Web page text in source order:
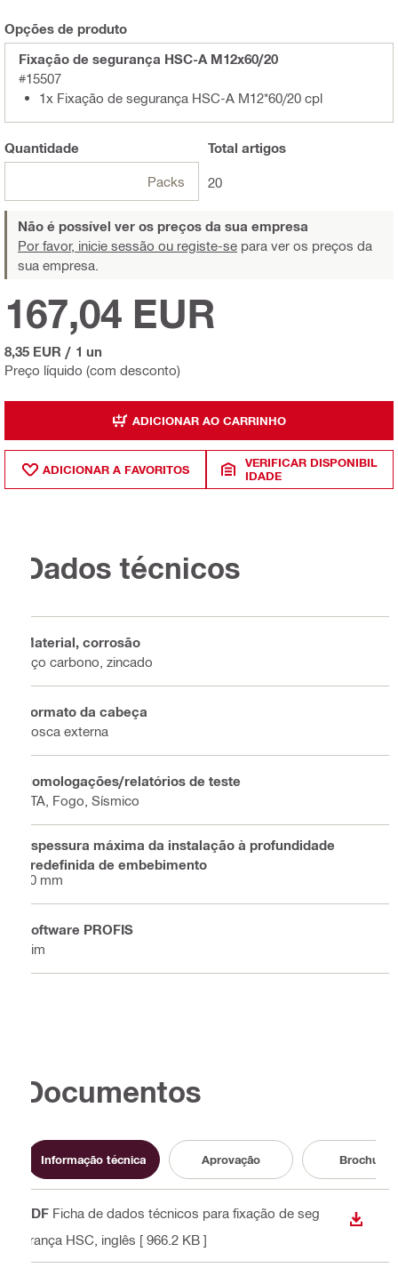
Opções de produto
Fixação de segurança HSC-A M12x60/20
#15507
1x Fixação de segurança HSC-A M12*60/20 cpl
Quantidade
Packs
Total artigos
20
Não é possível ver os preços da sua empresa
Por favor, inicie sessão ou registe-se para ver os preços da
sua empresa.
Preço líquido (com desconto)
167,04 EUR
8,35 EUR / 1 un
ADICIONAR AO CARRINHO
ADICIONAR A FAVORITOS
VERIFICAR DISPONIBIL
IDADE
Dados técnicos
Material, corrosão
Aço carbono, zincado
Formato da cabeça
Rosca externa
Homologações/relatórios de teste
ETA, Fogo, Sísmico
Espessura máxima da instalação à profundidade
predefinida de embebimento
20 mm
Software PROFIS
Sim
Documentos
Informação técnica Aprovação Brochura
PDF Ficha de dados técnicos para fixação de seg
urança HSC , inglês [ 966.2 KB ]